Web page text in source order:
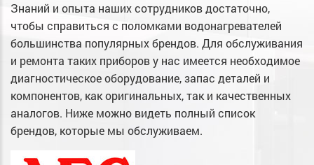
Знаний и опыта наших сотрудников достаточно,
чтобы справиться с поломками водонагревателей
большинства популярных брендов. Для обслуживания
и ремонта таких приборов у нас имеется необходимое
диагностическое оборудование, запас деталей и
компонентов, как оригинальных, так и качественных
аналогов. Ниже можно видеть полный список
брендов, которые мы обслуживаем.